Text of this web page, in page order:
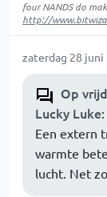
four NANDS do
http://
zaterdag 28 juni
Op
Lucky Luke:
Een extern
warmte
lucht. Net